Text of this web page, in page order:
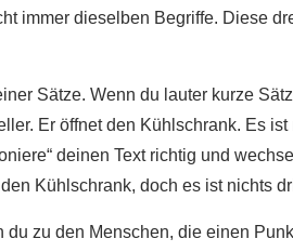
immer dieselben Begriffe. Diese
Sätze. Wenn du lauter kurze
Er öffnet den Kühlschrank. Es
deinen Text richtig und
Kühlschrank, doch es ist nichts
zu den Menschen, die einen